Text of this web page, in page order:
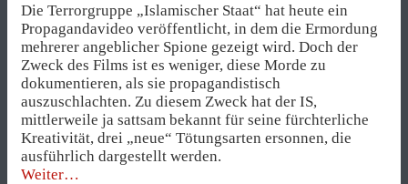
Die Terrorgruppe „Islamischer Staat“ hat heute ein
Propagandavideo veröffentlicht, in dem die Ermordung
mehrerer angeblicher Spione gezeigt wird. Doch der
Zweck des Films ist es weniger, diese Morde zu
dokumentieren, als sie propagandistisch
auszuschlachten. Zu diesem Zweck hat der IS,
mittlerweile ja sattsam bekannt für seine fürchterliche
Kreativität, drei „neue“ Tötungsarten ersonnen, die
ausführlich dargestellt werden.
Weiter„Dem